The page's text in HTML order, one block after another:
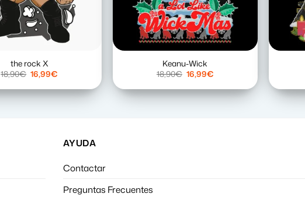
the rock X
18,90€ El
precio
original
era:
16,99€
actual
es:
Keanu-Wick
18,90€ El
precio
original
era:
16,99€
actual
es:
AYUDA
Contactar
Preguntas Frecuentes